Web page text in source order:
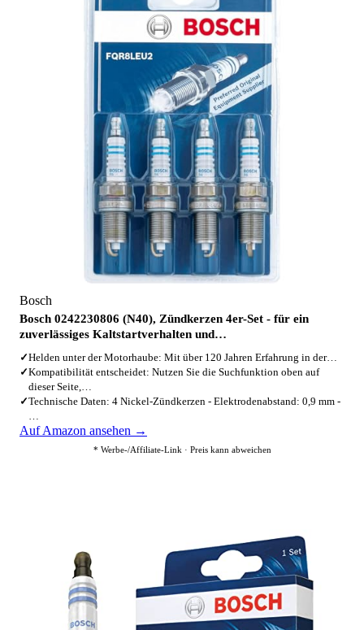
Bosch
Bosch 0242230806 (N40), Zündkerzen 4er-Set - für ein
zuverlässiges Kaltstartverhalten und…
✓Helden unter der Motorhaube: Mit über 120 Jahren Erfahrung in der…
✓Kompatibilität entscheidet: Nutzen Sie die Suchfunktion oben auf
dieser Seite,…
✓Technische Daten: 4 Nickel-Zündkerzen - Elektrodenabstand: 0,9 mm -
…
Auf Amazon ansehen →
* Werbe-/Affiliate-Link · Preis kann abweichen